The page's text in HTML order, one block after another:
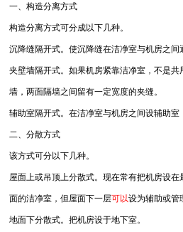
一、构造分离方式
构造分离方式可分成以下几种。
沉降缝隔开式。使沉降缝在洁净室与机房之间
夹壁墙隔开式。如果机房紧靠洁净室，不是
墙，两面隔墙之间留有一定宽度的夹缝。
辅助室隔开式。在洁净室与机房之间设辅助室
二、分散方式
该方式可分以下几种。
屋面上或吊顶上分散式。现在常有把机房设
面的洁净室，但屋面下一层可以设为辅助或管
地面下分散式。把机房设于地下室。